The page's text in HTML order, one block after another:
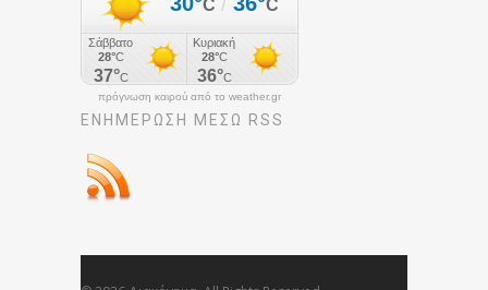
πρόγνωση καιρού από το weather.gr
ΕΝΗΜΈΡΩΣΉ ΜΕΣΩ RSS